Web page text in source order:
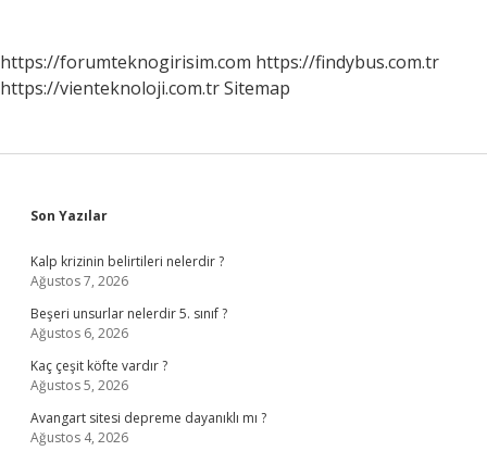
https://forumteknogirisim.com https://findybus.com.tr
https://vienteknoloji.com.trSitemap
Sidebar
Son Yazılar
Kalp krizinin belirtileri nelerdir ?
Ağustos 7, 2026
Beşeri unsurlar nelerdir 5. sınıf ?
Ağustos 6, 2026
Kaç çeşit köfte vardır ?
Ağustos 5, 2026
Avangart sitesi depreme dayanıklı mı ?
Ağustos 4, 2026